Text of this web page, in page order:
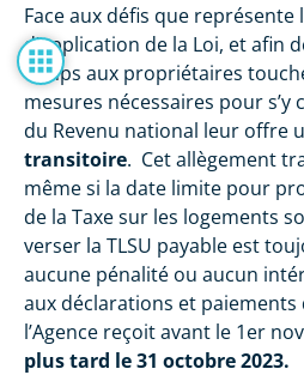
Face aux défis que
d’application de la Loi, et afin
temps aux propriétaires
mesures nécessaires pour
du Revenu national leur offre
transitoire. Cet allègement
même si la date limite pour
de la Taxe sur les logements
verser la TLSU payable est
aucune pénalité ou aucun
aux déclarations et paiements
l’Agence reçoit avant le 1er
plus tard le 31 octobre 2023.